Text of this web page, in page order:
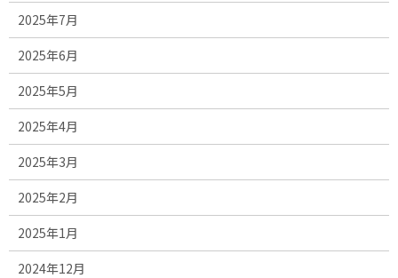
2025年7月
2025年6月
2025年5月
2025年4月
2025年3月
2025年2月
2025年1月
2024年12月